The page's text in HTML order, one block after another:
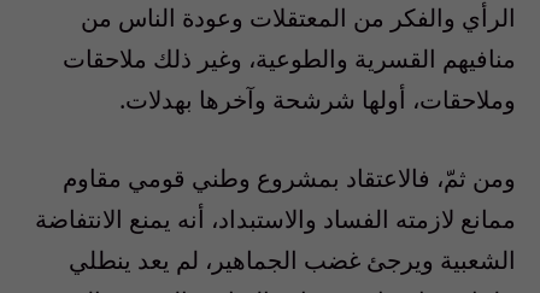
الرأي والفكر من المعتقلات وعودة الناس من
منافيهم القسرية والطوعية، وغير ذلك ملاحقات
وملاحقات، أولها شرشحة وآخرها بهدلات.
ومن ثمّ، فالاعتقاد بمشروع وطني قومي مقاوم
ممانع لازمته الفساد والاستبداد، أنه يمنع الانتفاضة
الشعبية ويرجئ غضب الجماهير، لم يعد ينطلي